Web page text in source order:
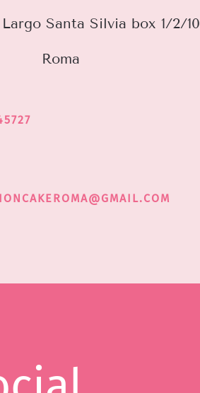
Santa Silvia box 1/2/10
Roma